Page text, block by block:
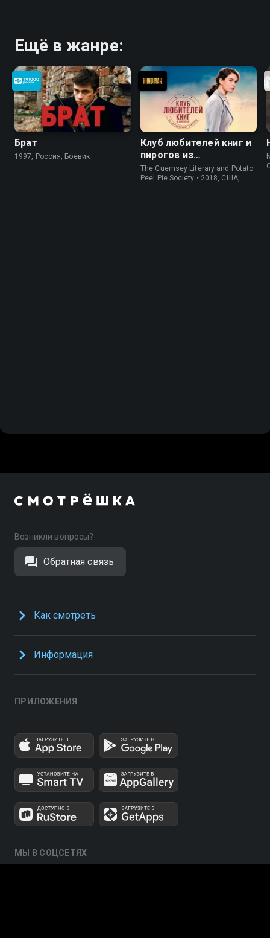
Ещё в жанре:
Брат
1997, Россия, Боевик
Клуб любителей книг и
пирогов из
картофельных
очистков
The Guernsey Literary and Potato
Peel Pie Society • 2018, США,
Возникли вопросы?
Обратная связь
Как смотреть
Информация
ПРИЛОЖЕНИЯ
МЫ В СОЦСЕТЯХ